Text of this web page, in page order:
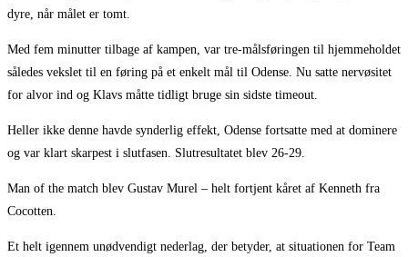
dyre, når målet er tomt.
Med fem minutter tilbage af kampen, var tre-målsføringen til hjemmeholdet
således vekslet til en føring på et enkelt mål til Odense. Nu satte nervøsitet
for alvor ind og Klavs måtte tidligt bruge sin sidste timeout.
Heller ikke denne havde synderlig effekt, Odense fortsatte med at dominere
og var klart skarpest i slutfasen. Slutresultatet blev 26-29.
Man of the match blev Gustav Murel – helt fortjent kåret af Kenneth fra
Cocotten.
Et helt igennem unødvendigt nederlag, der betyder, at situationen for Team